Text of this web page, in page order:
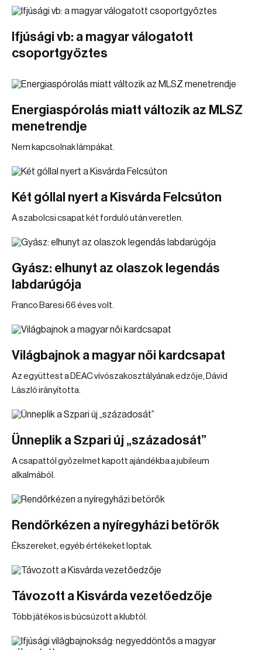
Ifjúsági vb: a magyar válogatott
csoportgyőztes
Energiaspórolás miatt változik az MLSZ
menetrendje
Nem kapcsolnak lámpákat.
Két góllal nyert a Kisvárda Felcsúton
A szabolcsi csapat két forduló után veretlen.
Gyász: elhunyt az olaszok legendás
labdarúgója
Franco Baresi 66 éves volt.
Világbajnok a magyar női kardcsapat
Az együttest a DEAC vívószakosztályának edzője, Dávid
László irányította.
Ünneplik a Szpari új „századosát”
A csapattól győzelmet kapott ajándékba a jubileum
alkalmából.
Rendőrkézen a nyíregyházi betörők
Ékszereket, egyéb értékeket loptak.
Távozott a Kisvárda vezetőedzője
Több játékos is búcsúzott a klubtól.